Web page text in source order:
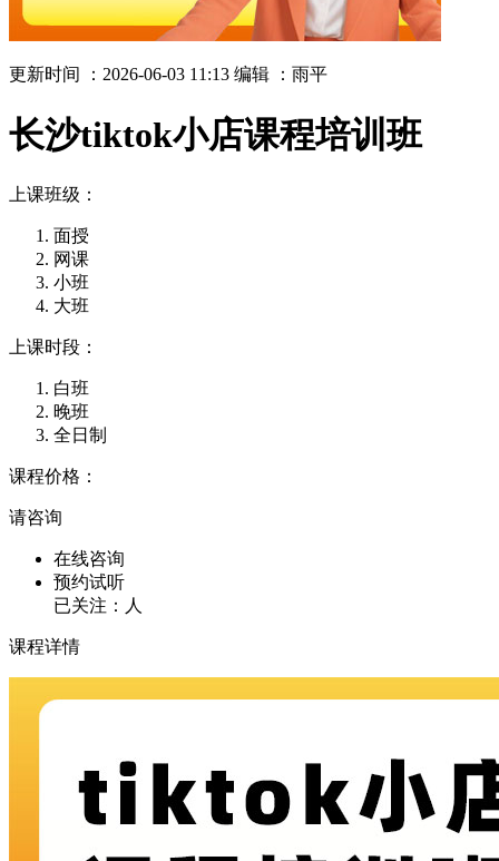
更新时间 ：2026-06-03 11:13 编辑 ：雨平
长沙tiktok小店课程培训班
上课班级：
面授
网课
小班
大班
上课时段：
白班
晚班
全日制
课程价格：
请咨询
在线咨询
预约试听
已关注： 人
课程详情